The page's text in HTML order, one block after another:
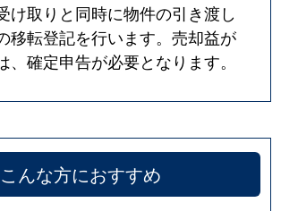
け取りと同時に物件の引き渡し
移転登記を行います。売却益が
、確定申告が必要となります。
こんな方におすすめ